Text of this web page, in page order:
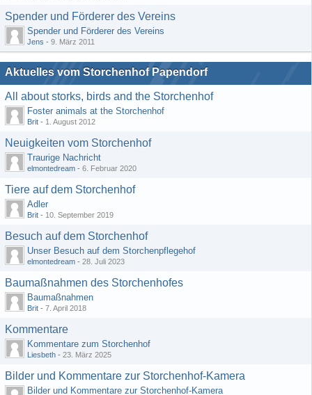
Spender und Förderer des Vereins
Spender und Förderer des Vereins
Jens - 9. März 2011
Aktuelles vom Storchenhof Papendorf
All about storks, birds and the Storchenhof
Foster animals at the Storchenhof
Brit - 1. August 2012
Neuigkeiten vom Storchenhof
Traurige Nachricht
elmontedream - 6. Februar 2020
Tiere auf dem Storchenhof
Adler
Brit - 10. September 2019
Besuch auf dem Storchenhof
Unser Besuch auf dem Storchenpflegehof
elmontedream - 28. Juli 2023
Baumaßnahmen des Storchenhofes
Baumaßnahmen
Brit - 7. April 2018
Kommentare
Kommentare zum Storchenhof
Liesbeth - 23. März 2025
Bilder und Kommentare zur Storchenhof-Kamera
Bilder und Kommentare zur Storchenhof-Kamera